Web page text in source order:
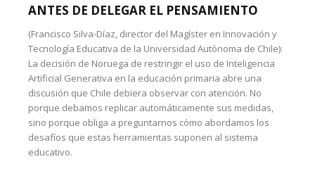
ANTES DE DELEGAR EL PENSAMIENTO
(Francisco Silva-Díaz, director del Magíster en Innovación y
Tecnología Educativa de la Universidad Autónoma de Chile):
La decisión de Noruega de restringir el uso de Inteligencia
Artificial Generativa en la educación primaria abre una
discusión que Chile debiera observar con atención. No
porque debamos replicar automáticamente sus medidas,
sino porque obliga a preguntarnos cómo abordamos los
desafíos que estas herramientas suponen al sistema
educativo.